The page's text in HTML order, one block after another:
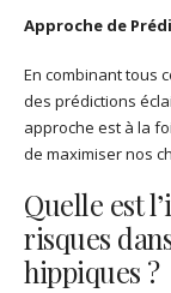
Approche de
En combinant tous
des prédictions
approche est à la
de maximiser nos
Quelle est
risques
hippiques ?